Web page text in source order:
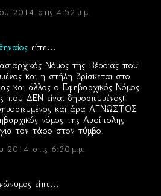
2014 στις 4:52 μ.μ.
είπε…
Νόμος της Βέροιας που
και η στήλη βρίσκεται στο
και άλλος ο Εφηβαρχικός Νόμος
που ΔΕΝ είναι δημοσιευμένος!!!
και άρα ΑΓΝΩΣΤΟΣ
νόμος της Αμφίπολης
για τον τάφο στον τύμβο.
2014 στις 6:30 μ.μ.
είπε…